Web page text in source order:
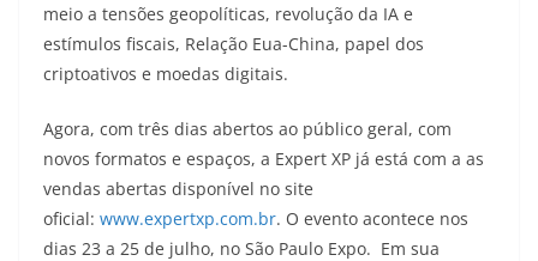
meio a tensões geopolíticas, revolução da IA e
estímulos fiscais, Relação Eua-China, papel dos
criptoativos e moedas digitais.
Agora, com três dias abertos ao público geral, com
novos formatos e espaços, a Expert XP já está com a as
vendas abertas disponível no site
oficial: www.expertxp.com.br. O evento acontece nos
dias 23 a 25 de julho, no São Paulo Expo. Em sua